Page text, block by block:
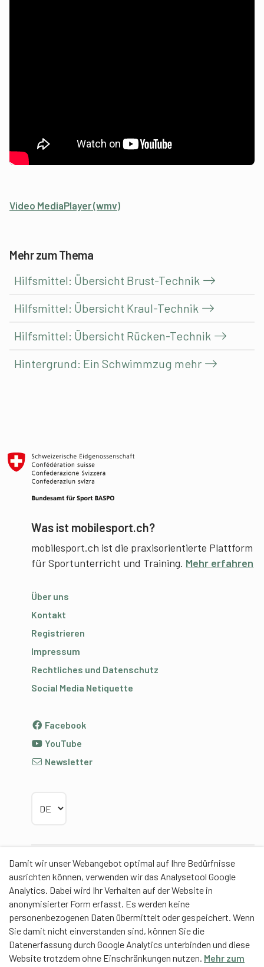
Damit wir unser Webangebot optimal auf Ihre Bedürfnisse
ausrichten können, verwenden wir das Analysetool Google
Analytics. Dabei wird Ihr Verhalten auf der Website in
anonymisierter Form erfasst. Es werden keine
personenbezogenen Daten übermittelt oder gespeichert. Wenn
Sie damit nicht einverstanden sind, können Sie die
Datenerfassung durch Google Analytics unterbinden und diese
Website trotzdem ohne Einschränkungen nutzen. Mehr zum
Video MediaPlayer (wmv)
Mehr zum Thema
Hilfsmittel: Übersicht Brust-Technik
Hilfsmittel: Übersicht Kraul-Technik
Hilfsmittel: Übersicht Rücken-Technik
Hintergrund: Ein Schwimmzug mehr
Was ist mobilesport.ch?
mobilesport.ch ist die praxisorientierte Plattform
für Sportunterricht und Training. Mehr erfahren
Über uns
Kontakt
Registrieren
Impressum
Rechtliches und Datenschutz
Social Media Netiquette
Facebook
YouTube
Newsletter
Partner
Contentpartner